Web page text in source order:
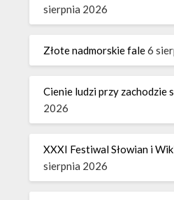
sierpnia 2026
Złote nadmorskie fale6
Cienie ludzi przy zachodzie
2026
XXXI Festiwal Słowian i
sierpnia 2026